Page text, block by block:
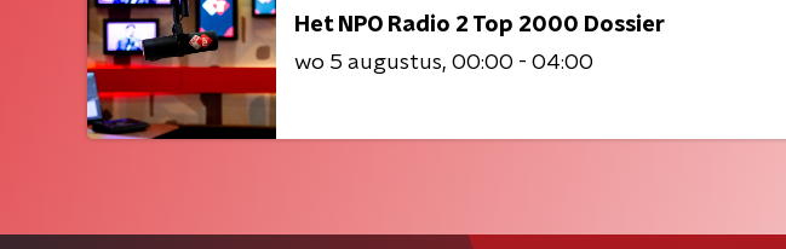
Het NPO Radio 2 Top 2000 Dossier
wo 5 augustus 00:00 - 04:00